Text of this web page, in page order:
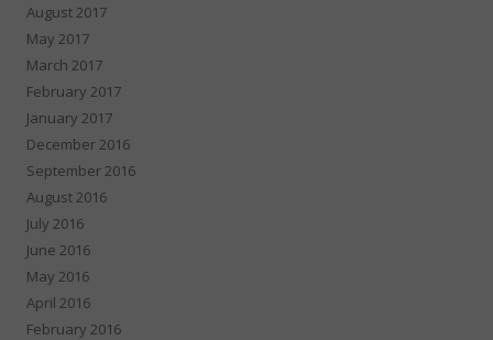
August 2017
May 2017
March 2017
February 2017
January 2017
December 2016
September 2016
August 2016
July 2016
June 2016
May 2016
April 2016
February 2016